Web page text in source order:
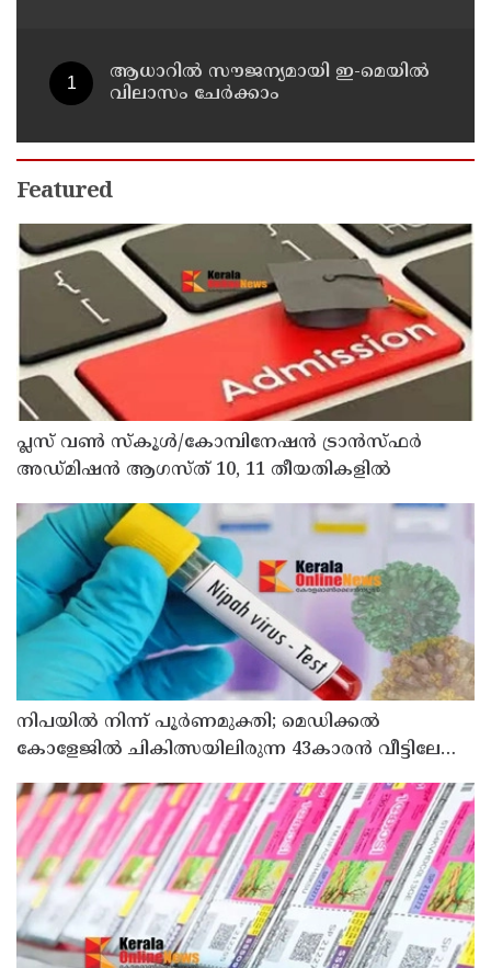
ആധാറിൽ സൗജന്യമായി ഇ-മെയിൽ
വിലാസം ചേർക്കാം
Featured
പ്ലസ് വൺ സ്‌കൂൾ/കോമ്പിനേഷൻ ട്രാൻസ്ഫർ
അഡ്മിഷൻ ആഗസ്ത് 10, 11 തീയതികളിൽ
നിപയിൽ നിന്ന് പൂർണമുക്തി; മെഡിക്കൽ
കോളേജിൽ ചികിത്സയിലിരുന്ന 43കാരൻ വീട്ടിലേക്ക്